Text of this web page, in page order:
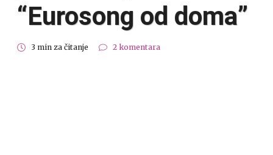
“Eurosong od doma”
3 min za čitanje 2 komentara